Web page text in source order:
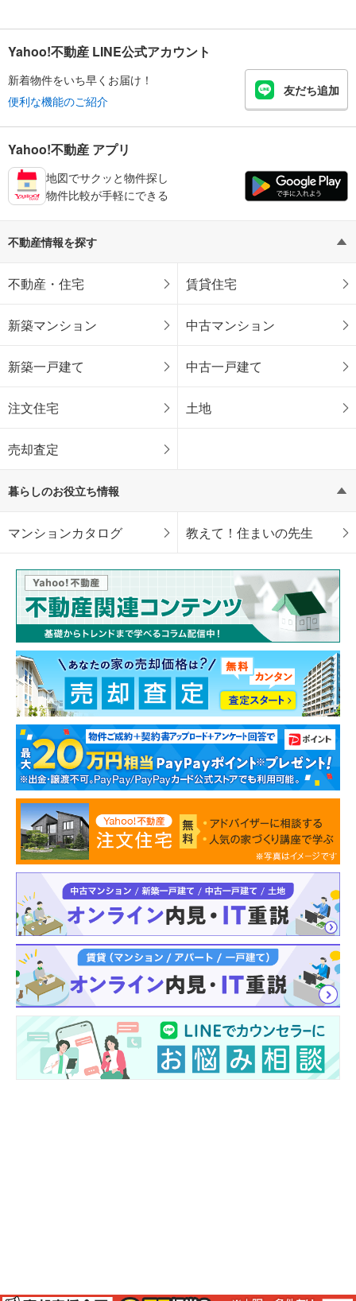
Yahoo!不動産 LINE公式アカウント
新着物件をいち早くお届け！
便利な機能のご紹介
友だち追加
Yahoo!不動産 アプリ
地図でサクッと物件探し
物件比較が手軽にできる
不動産情報を探す
不動産・住宅 賃貸住宅
新築マンション 中古マンション
新築一戸建て 中古一戸建て
注文住宅 土地
売却査定
暮らしのお役立ち情報
マンションカタログ 教えて！住まいの先生